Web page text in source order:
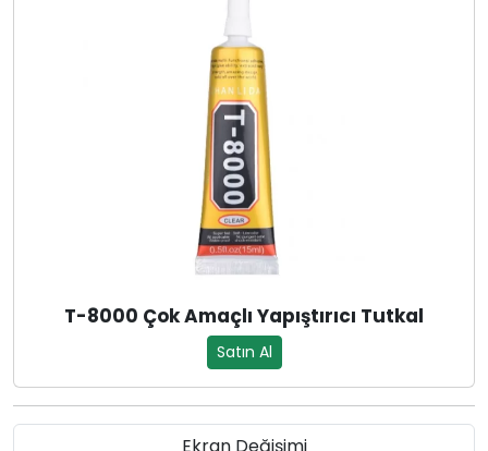
T-8000 Çok Amaçlı Yapıştırıcı Tutkal
Satın Al
Ekran Değişimi